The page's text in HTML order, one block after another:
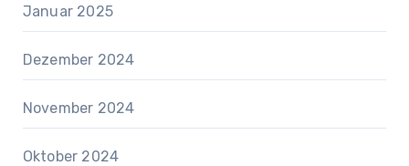
Januar 2025
Dezember 2024
November 2024
Oktober 2024